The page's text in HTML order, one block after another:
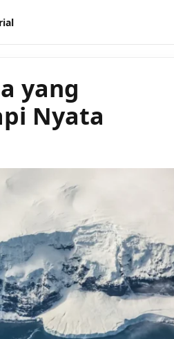
yang
Nyata